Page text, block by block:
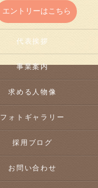
エントリーはこちら
代表挨拶
事業案内
求める人物像
フォトギャラリー
採用ブログ
お問い合わせ